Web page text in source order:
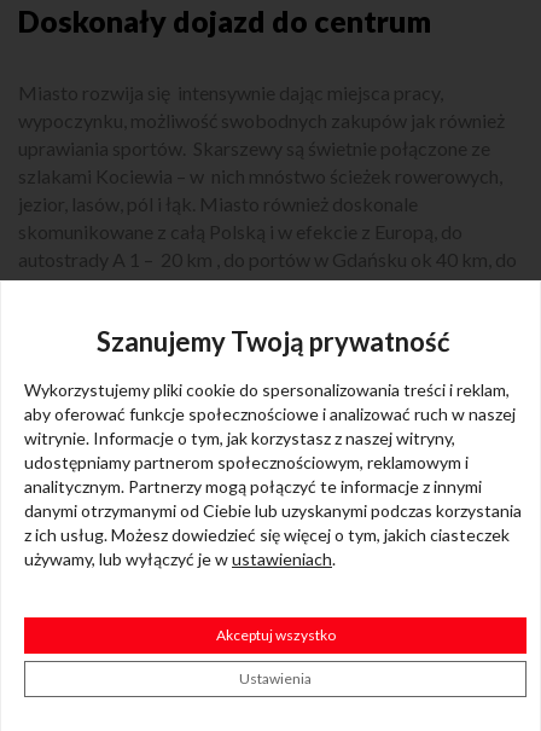
Doskonały dojazd do centrum
Miasto rozwija się intensywnie dając miejsca pracy,
wypoczynku, możliwość swobodnych zakupów jak również
uprawiania sportów. Skarszewy są świetnie połączone ze
szlakami Kociewia – w nich mnóstwo ścieżek rowerowych,
jezior, lasów, pól i łąk. Miasto również doskonale
skomunikowane z całą Polską i w efekcie z Europą, do
autostrady A 1 – 20 km , do portów w Gdańsku ok 40 km, do
Gdyni ok 80km, do lotniska ok 40 km.
Szanujemy Twoją prywatność
Wykorzystujemy pliki cookie do spersonalizowania treści i reklam,
aby oferować funkcje społecznościowe i analizować ruch w naszej
witrynie. Informacje o tym, jak korzystasz z naszej witryny,
udostępniamy partnerom społecznościowym, reklamowym i
analitycznym. Partnerzy mogą połączyć te informacje z innymi
danymi otrzymanymi od Ciebie lub uzyskanymi podczas korzystania
z ich usług. Możesz dowiedzieć się więcej o tym, jakich ciasteczek
używamy, lub wyłączyć je wustawieniach.
Akceptuj wszystko
Ustawienia